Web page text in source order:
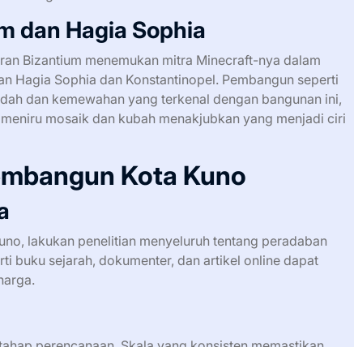
dan Hagia Sophia
Bizantium menemukan mitra Minecraft-nya dalam
Hagia Sophia dan Konstantinopel. Pembangun seperti
dan kemewahan yang terkenal dengan bangunan ini,
mosaik dan kubah menakjubkan yang menjadi ciri
Kota Kuno
lakukan penelitian menyeluruh tentang peradaban
buku sejarah, dokumenter, dan artikel online dapat